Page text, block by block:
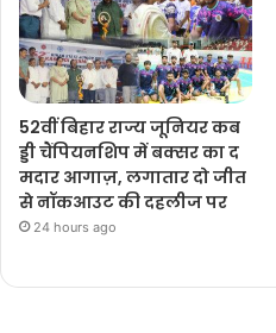
52वीं बिहार राज्य जूनियर कब
ड्डी चैंपियनशिप में बक्सर का द
मदार आगाज़, लगातार दो जीत
से नॉकआउट की दहलीज पर
24 hours ago